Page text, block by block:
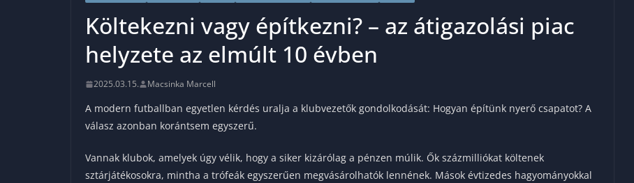
Költekezni vagy építkezni? – az átigazolási piac
helyzete az elmúlt 10 évben
2025.03.15. Macsinka Marcell
A modern futballban egyetlen kérdés uralja a klubvezetők gondolkodását: Hogyan építünk nyerő csapatot? A
válasz azonban korántsem egyszerű.
Vannak klubok, amelyek úgy vélik, hogy a siker kizárólag a pénzen múlik. Ők százmilliókat költenek
sztárjátékosokra, mintha a trófeák egyszerűen megvásárolhatók lennének. Mások évtizedes hagyományokkal